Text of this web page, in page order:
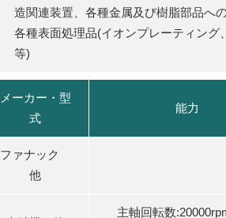
造関連装置、各種金属及び樹脂部品へ
各種表面処理品(イオンプレーティング
等)
メーカー・型
式
能力
ファナック
他
主軸回転数